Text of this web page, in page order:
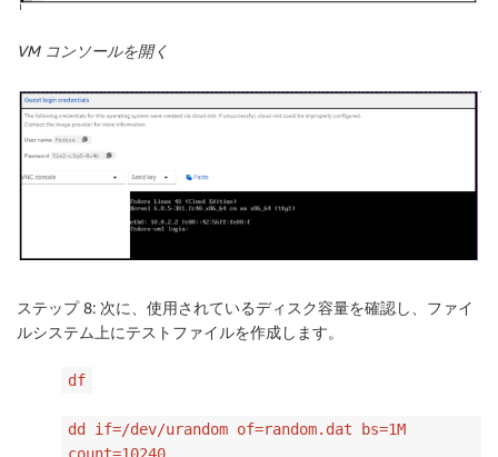
VM コンソールを開く
ステップ 8: 次に、使用されているディスク容量を確認し、ファイ
ルシステム上にテストファイルを作成します。
df
dd if=/dev/urandom of=random.dat bs=1M